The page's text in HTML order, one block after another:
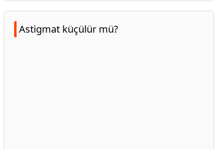
Astigmat küçülür mü?